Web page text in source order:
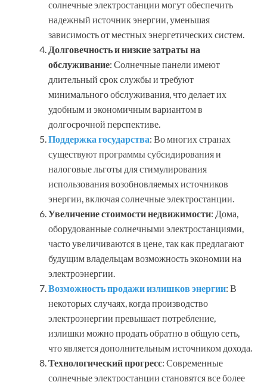
солнечные электростанции могут обеспечить
надежный источник энергии, уменьшая
зависимость от местных энергетических систем.
Долговечность и низкие затраты на
обслуживание: Солнечные панели имеют
длительный срок службы и требуют
минимального обслуживания, что делает их
удобным и экономичным вариантом в
долгосрочной перспективе.
Поддержка государства: Во многих странах
существуют программы субсидирования и
налоговые льготы для стимулирования
использования возобновляемых источников
энергии, включая солнечные электростанции.
Увеличение стоимости недвижимости: Дома,
оборудованные солнечными электростанциями,
часто увеличиваются в цене, так как предлагают
будущим владельцам возможность экономии на
электроэнергии.
Возможность продажи излишков энергии: В
некоторых случаях, когда производство
электроэнергии превышает потребление,
излишки можно продать обратно в общую сеть,
что является дополнительным источником дохода.
Технологический прогресс: Современные
солнечные электростанции становятся все более